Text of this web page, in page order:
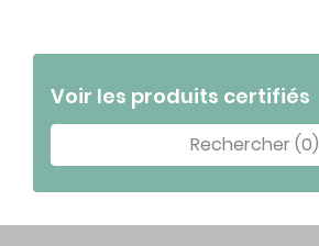
Voir les produits certifiés
Rechercher (0)